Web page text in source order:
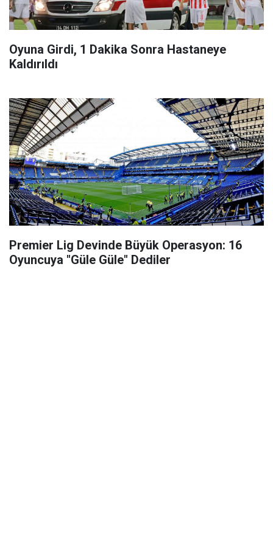
Oyuna Girdi, 1 Dakika Sonra Hastaneye
Kaldırıldı
Premier Lig Devinde Büyük Operasyon: 16
Oyuncuya "Güle Güle" Dediler